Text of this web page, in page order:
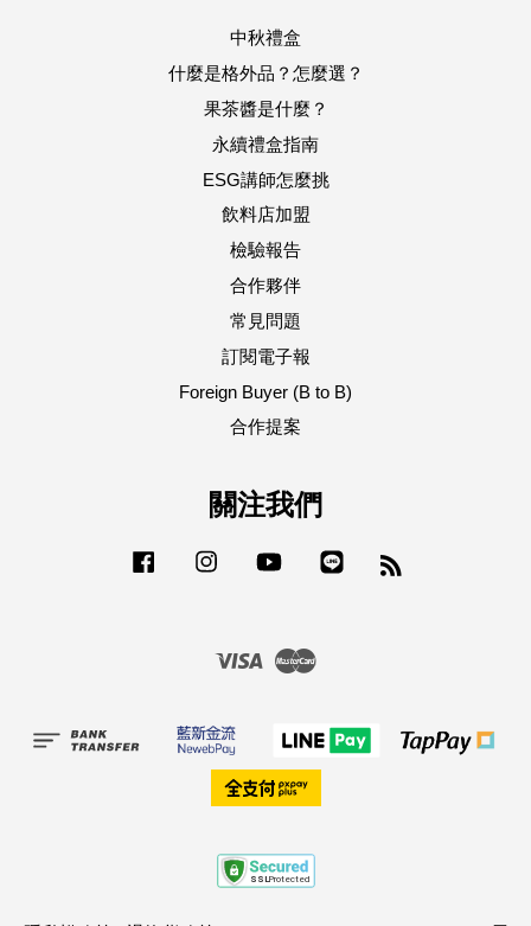
中秋禮盒
什麼是格外品？怎麼選？
果茶醬是什麼？
永續禮盒指南
ESG講師怎麼挑
飲料店加盟
檢驗報告
合作夥伴
常見問題
訂閱電子報
Foreign Buyer (B to B)
合作提案
關注我們
Facebook Instagram YouTube
Visa